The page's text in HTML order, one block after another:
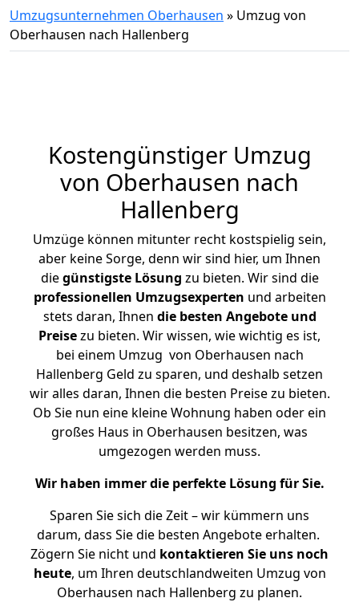
Umzugsunternehmen Oberhausen » Umzug von
Oberhausen nach Hallenberg
Kostengünstiger Umzug
von Oberhausen nach
Hallenberg
Umzüge können mitunter recht kostspielig sein,
aber keine Sorge, denn wir sind hier, um Ihnen
diegünstigste Lösung zu bieten. Wir sind die
professionellen Umzugsexperten und arbeiten
stets daran, Ihnen die besten Angebote und
Preisezu bieten. Wir wissen, wie wichtig es ist,
bei einem Umzug von Oberhausen nach
Hallenberg Geld zu sparen, und deshalb setzen
wir alles daran, Ihnen die besten Preise zu bieten.
Ob Sie nun eine kleine Wohnung haben oder ein
großes Haus in Oberhausen besitzen, was
umgezogen werden muss.
Wir haben immer die perfekte Lösung für Sie.
Sparen Sie sich die Zeit – wir kümmern uns
darum, dass Sie die besten Angebote erhalten.
Zögern Sie nicht und kontaktieren Sie uns noch
heute, um Ihren deutschlandweiten Umzug von
Oberhausen nach Hallenberg zu planen.